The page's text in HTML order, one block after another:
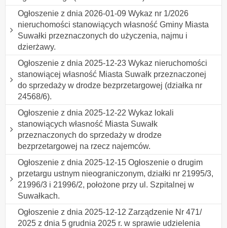
Ogłoszenie z dnia 2026-01-09 Wykaz nr 1/2026
nieruchomości stanowiących własność Gminy Miasta
Suwałki przeznaczonych do użyczenia, najmu i
dzierżawy.
Ogłoszenie z dnia 2025-12-23 Wykaz nieruchomości
stanowiącej własność Miasta Suwałk przeznaczonej
do sprzedaży w drodze bezprzetargowej (działka nr
24568/6).
Ogłoszenie z dnia 2025-12-22 Wykaz lokali
stanowiących własność Miasta Suwałk
przeznaczonych do sprzedaży w drodze
bezprzetargowej na rzecz najemców.
Ogłoszenie z dnia 2025-12-15 Ogłoszenie o drugim
przetargu ustnym nieograniczonym, działki nr 21995/3,
21996/3 i 21996/2, położone przy ul. Szpitalnej w
Suwałkach.
Ogłoszenie z dnia 2025-12-12 Zarządzenie Nr 471/
2025 z dnia 5 grudnia 2025 r. w sprawie udzielenia